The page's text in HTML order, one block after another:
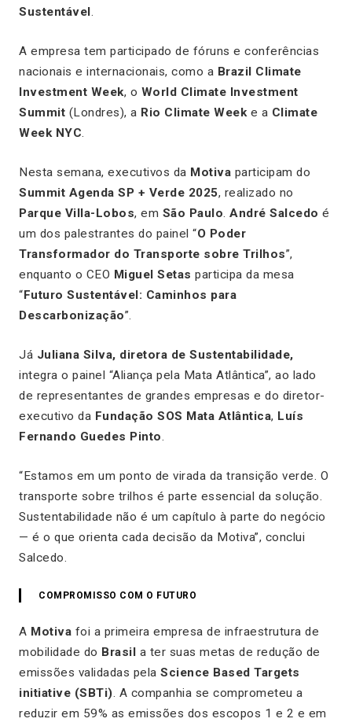
Sustentável.
A empresa tem participado de fóruns e conferências
nacionais e internacionais, como a Brazil Climate
Investment Week, o World Climate Investment
Summit (Londres), a Rio Climate Weeke a Climate
Week NYC.
Nesta semana, executivos da Motiva participam do
Summit Agenda SP + Verde 2025, realizado no
Parque Villa-Lobos, em São Paulo. André Salcedo é
um dos palestrantes do painel “O Poder
Transformador do Transporte sobre Trilhos”,
enquanto o CEO Miguel Setas participa da mesa
“Futuro Sustentável: Caminhos para
Descarbonização”.
Já Juliana Silva, diretora de Sustentabilidade,
integra o painel “Aliança pela Mata Atlântica”, ao lado
de representantes de grandes empresas e do diretor-
executivo da Fundação SOS Mata Atlântica, Luís
Fernando Guedes Pinto.
“Estamos em um ponto de virada da transição verde. O
transporte sobre trilhos é parte essencial da solução.
Sustentabilidade não é um capítulo à parte do negócio
— é o que orienta cada decisão da Motiva”, conclui
Salcedo.
COMPROMISSO COM O FUTURO
A Motiva foi a primeira empresa de infraestrutura de
mobilidade do Brasil a ter suas metas de redução de
emissões validadas pela Science Based Targets
initiative (SBTi). A companhia se comprometeu a
reduzir em 59% as emissões dos escopos 1 e 2 e em